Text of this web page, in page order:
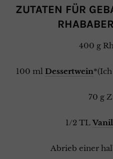
ZUTATEN FÜR
400 g
100 ml Dessertwein*(Ich
70 g
1/2 TL
Abrieb einer